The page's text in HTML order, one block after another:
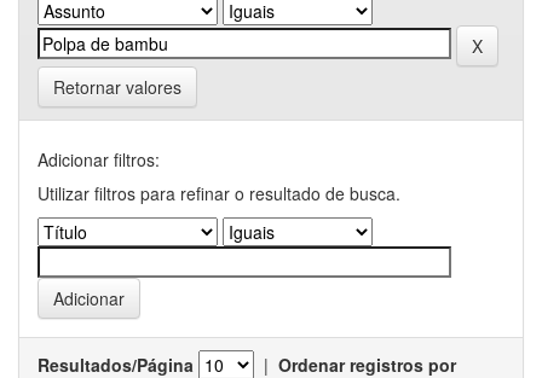
Retornar valores
Adicionar filtros:
Utilizar filtros para refinar o resultado de busca.
Resultados/Página | Ordenar registros por